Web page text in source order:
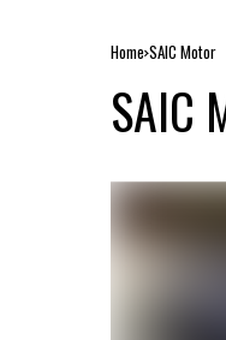
Home SAIC Motor
SAIC